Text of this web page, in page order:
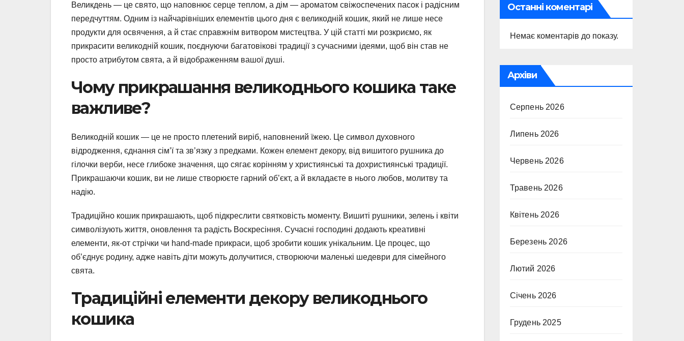
Великдень — це свято, що наповнює серце теплом, а дім — ароматом свіжоспечених пасок і радісним
передчуттям. Одним із найчарівніших елементів цього дня є великодній кошик, який не лише несе
продукти для освячення, а й стає справжнім витвором мистецтва. У цій статті ми розкриємо, як
прикрасити великодній кошик, поєднуючи багатовікові традиції з сучасними ідеями, щоб він став не
просто атрибутом свята, а й відображенням вашої душі.
Чому прикрашання великоднього кошика таке
важливе?
Великодній кошик — це не просто плетений виріб, наповнений їжею. Це символ духовного
відродження, єднання сім’ї та зв’язку з предками. Кожен елемент декору, від вишитого рушника до
гілочки верби, несе глибоке значення, що сягає корінням у християнські та дохристиянські традиції.
Прикрашаючи кошик, ви не лише створюєте гарний об’єкт, а й вкладаєте в нього любов, молитву та
надію.
Традиційно кошик прикрашають, щоб підкреслити святковість моменту. Вишиті рушники, зелень і квіти
символізують життя, оновлення та радість Воскресіння. Сучасні господині додають креативні
елементи, як-от стрічки чи hand-made прикраси, щоб зробити кошик унікальним. Це процес, що
об’єднує родину, адже навіть діти можуть долучитися, створюючи маленькі шедеври для сімейного
свята.
Традиційні елементи декору великоднього
кошика
Останні коментарі
Немає коментарів до показу.
Архіви
Серпень 2026
Липень 2026
Червень 2026
Травень 2026
Квітень 2026
Березень 2026
Лютий 2026
Січень 2026
Грудень 2025